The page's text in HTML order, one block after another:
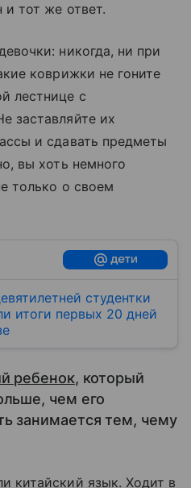
тот же ответ.
никогда, ни при
коврижки не гоните
лестнице с
заставляйте их
и сдавать предметы
вы хоть немного
только о своем
студентки
итоги первых 20 дней
ребенок, который
чем его
занимается тем, чему
китайский язык. Ходит в